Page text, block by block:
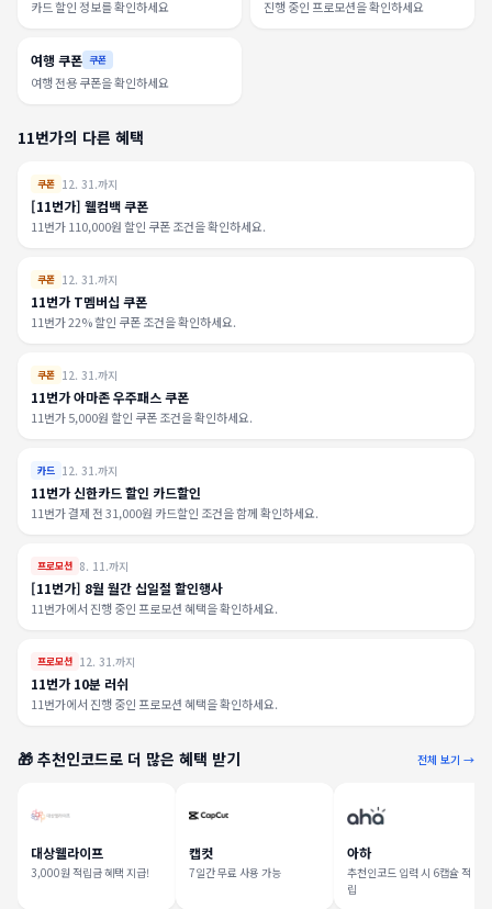
카드 할인 정보를 확인하세요 진행 중인 프로모션을 확인하세요
여행 쿠폰 쿠폰
여행 전용 쿠폰을 확인하세요
11번가의 다른 혜택
쿠폰 12. 31.까지
[11번가] 웰컴백 쿠폰
11번가 110,000원 할인 쿠폰 조건을 확인하세요.
쿠폰 12. 31.까지
11번가 T멤버십 쿠폰
11번가 22% 할인 쿠폰 조건을 확인하세요.
쿠폰 12. 31.까지
11번가 아마존 우주패스 쿠폰
11번가 5,000원 할인 쿠폰 조건을 확인하세요.
카드 12. 31.까지
11번가 신한카드 할인 카드할인
11번가 결제 전 31,000원 카드할인 조건을 함께 확인하세요.
프로모션 8. 11.까지
[11번가] 8월 월간 십일절 할인행사
11번가에서 진행 중인 프로모션 혜택을 확인하세요.
프로모션 12. 31.까지
11번가 10분 러쉬
11번가에서 진행 중인 프로모션 혜택을 확인하세요.
🎁 추천인코드로 더 많은 혜택 받기 전체 보기 →
대상웰라이프
3,000원 적립금 혜택 지급!
캡컷
7일간 무료 사용 가능
아하
추천인코드 입력 시 6캡슐 적
립